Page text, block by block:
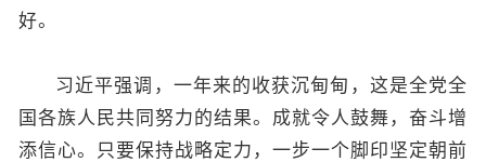
好。
习近平强调，一年来的收获沉甸甸，这是全党全
国各族人民共同努力的结果。成就令人鼓舞，奋斗增
添信心。只要保持战略定力，一步一个脚印坚定朝前